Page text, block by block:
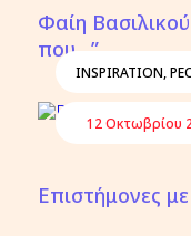
Φαίη
που…”
INSPIRATION,
12 Οκτωβρίου
Επιστήμονες